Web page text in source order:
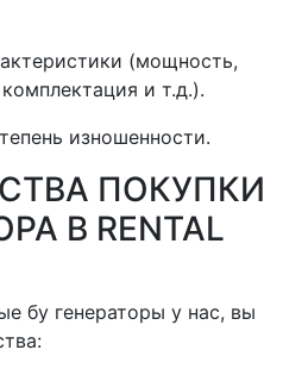
(мощность,
и т.д.).
изношенности.
ПОКУПКИ
В RENTAL
бу генераторы у нас, вы